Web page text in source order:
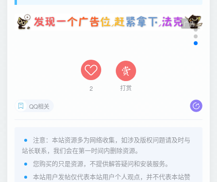
广告
2 打赏
QQ相关
注意：本站资源多为网络收集，如涉及版权问题请及时与
站长联系，我们会在第一时间内删除资源。
您购买的只是资源，不提供解答疑问和安装服务。
本站用户发帖仅代表本站用户个人观点，并不代表本站赞